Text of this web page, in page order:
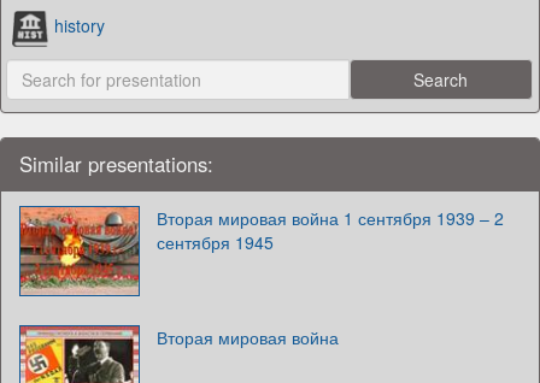
history
Similar presentations:
Вторая мировая война 1 сентября 1939 – 2
сентября 1945
Вторая мировая война